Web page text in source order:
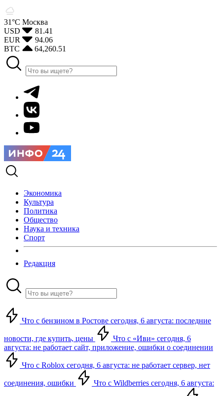
31°С Москва
USD
81.41
EUR
94.06
BTC
64,260.51
Экономика
Культура
Политика
Общество
Наука и техника
Спорт
Редакция
Что с бензином в Ростове сегодня, 6 августа: последние
новости, где купить, цены
Что с «Иви» сегодня, 6
августа: не работает сайт, приложение, ошибки о соединении
Что с Roblox сегодня, 6 августа: не работает сервер, нет
соединения, ошибки Что с Wildberries сегодня, 6 августа: